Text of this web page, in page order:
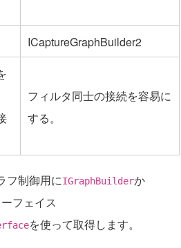
ICaptureGraphBuilder2
フィルタ同士の接続を容易に
する。
フ制御用にIGraphBuilderか
フェイス
を使って取得します。